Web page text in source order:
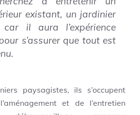
existant, un jardinier
il aura l’expérience
s’assurer que tout est
paysagistes, ils s’occupent
et de l’entretien